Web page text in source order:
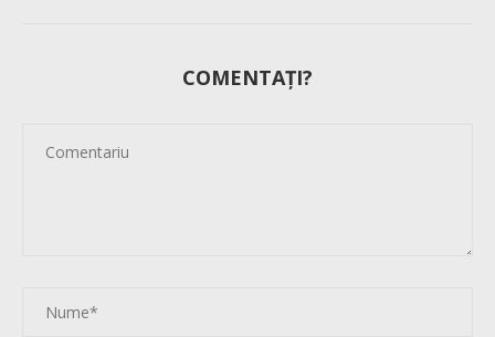
COMENTAȚI?